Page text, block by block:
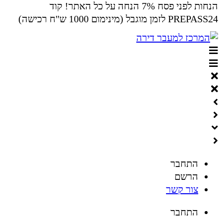
הנחות לפני פסח 7% הנחה על כל האתר! קוד
PREPASS24 לזמן מוגבל (מינימום 1000 ש"ח רכישה)
התחבר
הרשם
צור קשר
התחבר